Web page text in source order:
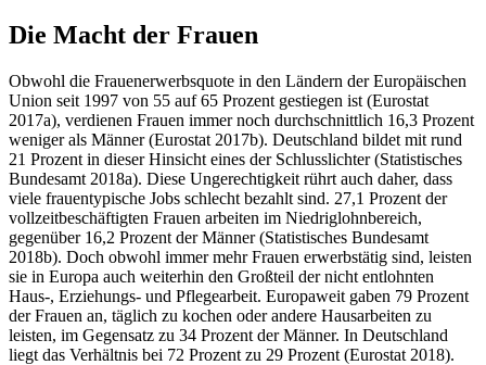
Die Macht der Frauen
Obwohl die Frauenerwerbsquote in den Ländern der Europäischen
Union seit 1997 von 55 auf 65 Prozent gestiegen ist (Eurostat
2017a), verdienen Frauen immer noch durchschnittlich 16,3 Prozent
weniger als Männer (Eurostat 2017b). Deutschland bildet mit rund
21 Prozent in dieser Hinsicht eines der Schlusslichter (Statistisches
Bundesamt 2018a). Diese Ungerechtigkeit rührt auch daher, dass
viele frauentypische Jobs schlecht bezahlt sind. 27,1 Prozent der
vollzeitbeschäftigten Frauen arbeiten im Niedriglohnbereich,
gegenüber 16,2 Prozent der Männer (Statistisches Bundesamt
2018b). Doch obwohl immer mehr Frauen erwerbstätig sind, leisten
sie in Europa auch weiterhin den Großteil der nicht entlohnten
Haus-, Erziehungs- und Pflegearbeit. Europaweit gaben 79 Prozent
der Frauen an, täglich zu kochen oder andere Hausarbeiten zu
leisten, im Gegensatz zu 34 Prozent der Männer. In Deutschland
liegt das Verhältnis bei 72 Prozent zu 29 Prozent (Eurostat 2018).